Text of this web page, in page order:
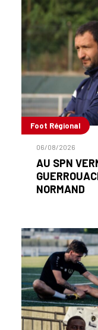
Foot Régional
06/08/2026
AU SPN
NORMAND